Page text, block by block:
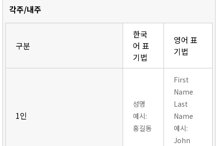
각주/내주
구분
한국
어 표
기법
영어 표
기법
1인
성명
예시:
홍길동
First
Name
Last
Name
예시:
John